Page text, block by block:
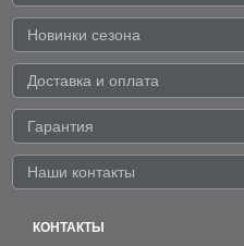
Новинки сезона
Доставка и оплата
Гарантия
Наши контакты
КОНТАКТЫ